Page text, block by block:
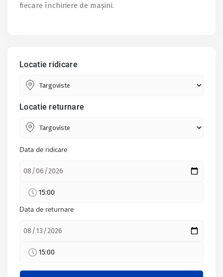
fiecare închiriere de mașini.
Locatie ridicare
Locatie returnare
Data de ridicare
15:00
Data de returnare
15:00